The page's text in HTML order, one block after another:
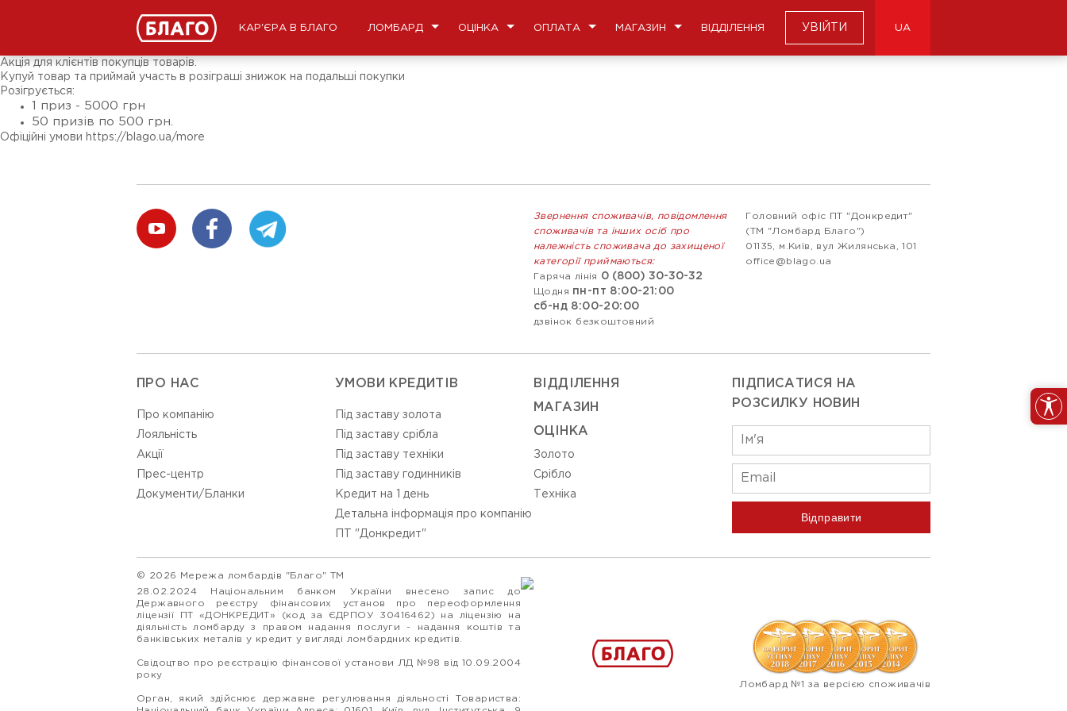
КАР'ЄРА В БЛАГО ЛОМБАРД ОЦІНКА ОПЛАТА МАГАЗИН ВІДДІЛЕННЯ УВІЙТИ UA
Підписники соц-мереж
Акція для клієнтів покупців товарів.
Купуй товар та приймай участь в розіграші знижок на подальші покупки
Розігрується:
1 приз - 5000 грн
50 призів по 500 грн.
Офіційні умови https://blago.ua/more
Звернення споживачів, повідомлення
споживачів та інших осіб про
належність споживача до захищеної
категорії приймаються:
Гаряча лінія
0 (800) 30-30-32
Щодня пн-пт 8:00-21:00
сб-нд 8:00-20:00
дзвінок безкоштовний
Головний офіс ПТ "Донкредит"
(ТМ "Ломбард Благо")
01135, м.Київ, вул Жилянська, 101
office@blago.ua
ПРО НАС
Про компанію
Лояльність
Акції
Прес-центр
Документи/Бланки
УМОВИ КРЕДИТІВ
Під заставу золота
Під заставу срібла
Під заставу техніки
Під заставу годинників
Кредит на 1 день
Детальна інформація про компанію
ПТ "Донкредит"
ВIДДIЛЕННЯ
МАГАЗИН
ОЦIНКА
Золото
Срiбло
Технiка
ПІДПИСАТИСЯ НА
РОЗСИЛКУ НОВИН
Відправити
© 2026 Мережа ломбардів "Благо" ТМ
28.02.2024 Національним банком України внесено запис до
Державного реєстру фінансових установ про переоформлення
ліцензії ПТ «ДОНКРЕДИТ» (код за ЄДРПОУ 30416462) на ліцензію на
діяльність ломбарду з правом надання послуги - надання коштів та
банківських металів у кредит у вигляді ломбардних кредитів.
Свідоцтво про реєстрацію фінансової установи ЛД №98 від 10.09.2004
року
Орган, який здійснює державне регулювання діяльності Товариства:
Ломбард №1 за версією споживачів